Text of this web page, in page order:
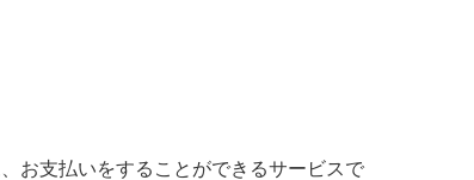
お支払いをすることができるサービスで